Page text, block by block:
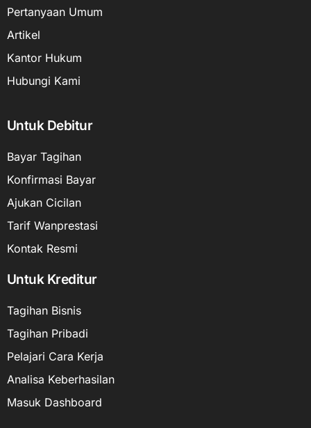
Pertanyaan Umum
Artikel
Kantor Hukum
Hubungi Kami
Untuk Debitur
Bayar Tagihan
Konfirmasi Bayar
Ajukan Cicilan
Tarif Wanprestasi
Kontak Resmi
Untuk Kreditur
Tagihan Bisnis
Tagihan Pribadi
Pelajari Cara Kerja
Analisa Keberhasilan
Masuk Dashboard